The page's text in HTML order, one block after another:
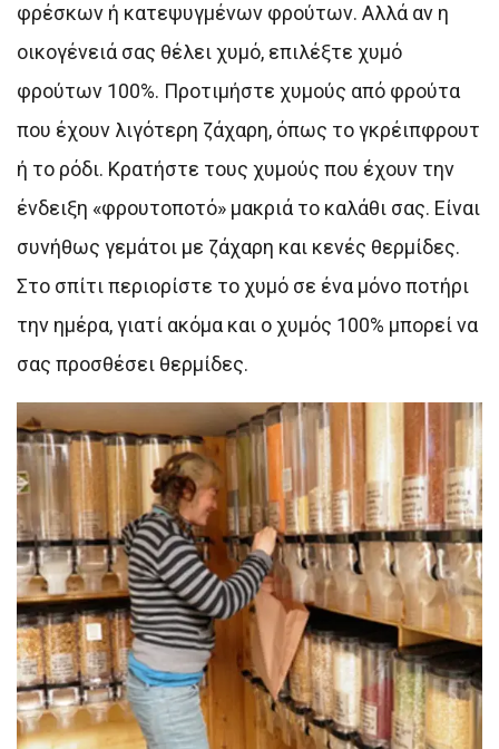
φρέσκων ή κατεψυγμένων φρούτων. Αλλά αν η
οικογένειά σας θέλει χυμό, επιλέξτε χυμό
φρούτων 100%. Προτιμήστε χυμούς από φρούτα
που έχουν λιγότερη ζάχαρη, όπως το γκρέιπφρουτ
ή το ρόδι. Κρατήστε τους χυμούς που έχουν την
ένδειξη «φρουτοποτό» μακριά το καλάθι σας. Είναι
συνήθως γεμάτοι με ζάχαρη και κενές θερμίδες.
Στο σπίτι περιορίστε το χυμό σε ένα μόνο ποτήρι
την ημέρα, γιατί ακόμα και ο χυμός 100% μπορεί να
σας προσθέσει θερμίδες.